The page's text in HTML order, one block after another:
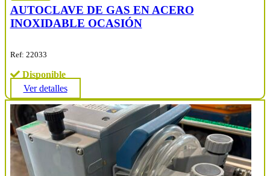
AUTOCLAVE DE GAS EN ACERO
INOXIDABLE OCASIÓN
Ref: 22033
Disponible
Ver detalles